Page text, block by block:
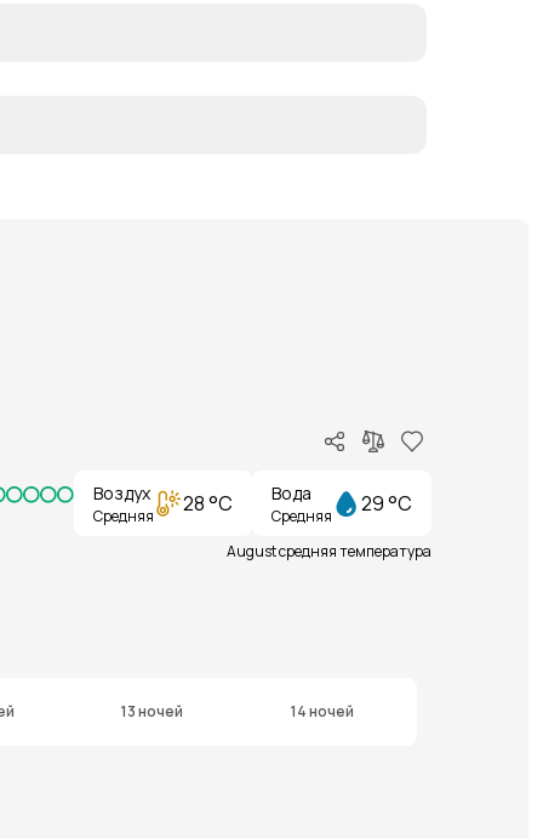
Воздух
Средняя 28 °C Вода
Средняя 29 °C
August средняя температура
13 ночей 14 ночей